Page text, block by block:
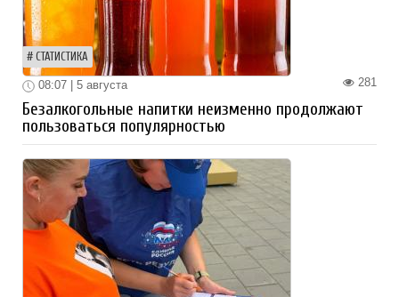
СТАТИСТИКА
281
08:07 | 5 августа
Безалкогольные напитки неизменно продолжают
пользоваться популярностью